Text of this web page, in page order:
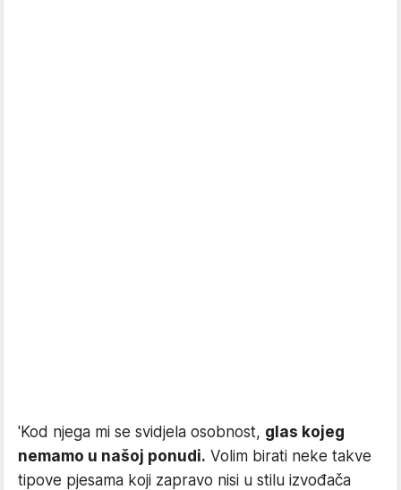
'Kod njega mi se svidjela osobnost, glas kojeg
nemamo u našoj ponudi. Volim birati neke takve
tipove pjesama koji zapravo nisi u stilu izvođača